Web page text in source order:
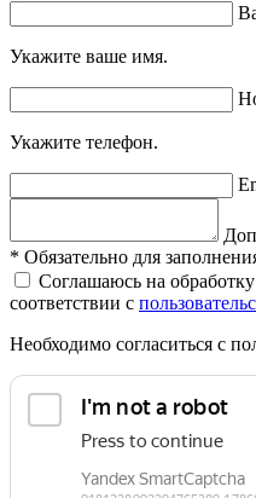
Укажите ваше имя.
Укажите телефон.
* Обязательно для
Соглашаюсь на
соответствии с
Необходимо согласиться с